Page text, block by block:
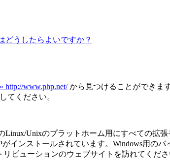
どうしたらよいですか？
» http://www.php.net/から見つけることができま
てください。
Unixのプラットホーム用にすべての拡
インストールされています。Windows用のバ
ビューションのウェブサイトを訪れてくださ